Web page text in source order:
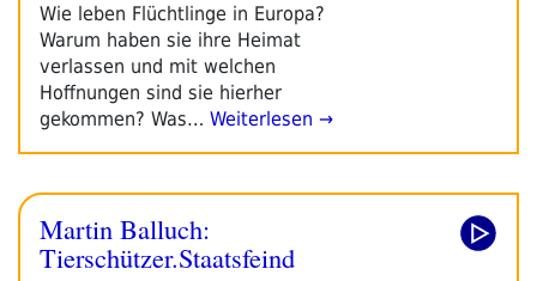
Wie leben Flüchtlinge in Europa?
Warum haben sie ihre Heimat
verlassen und mit welchen
Hoffnungen sind sie hierher
gekommen? Was… Weiterlesen →
Martin Balluch:
Tierschützer.Staatsfeind